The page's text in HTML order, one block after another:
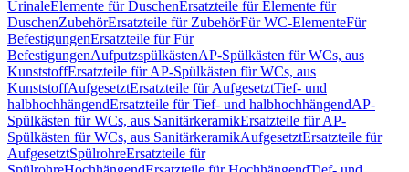
UrinaleElemente für DuschenErsatzteile für Elemente für
DuschenZubehörErsatzteile für ZubehörFür WC-ElementeFür
BefestigungenErsatzteile für Für
BefestigungenAufputzspülkästenAP-Spülkästen für WCs, aus
KunststoffErsatzteile für AP-Spülkästen für WCs, aus
KunststoffAufgesetztErsatzteile für AufgesetztTief- und
halbhochhängendErsatzteile für Tief- und halbhochhängendAP-
Spülkästen für WCs, aus SanitärkeramikErsatzteile für AP-
Spülkästen für WCs, aus SanitärkeramikAufgesetztErsatzteile für
AufgesetztSpülrohreErsatzteile für